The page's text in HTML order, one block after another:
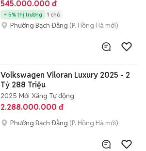
545.000.000 đ
5% thị trường 1 chủ
Phường Bạch Đằng (P. Hồng Hà mới)
Volkswagen Viloran Luxury 2025 - 2
Tỷ 288 Triệu
2025 Mới Xăng Tự động
2.288.000.000 đ
Phường Bạch Đằng (P. Hồng Hà mới)